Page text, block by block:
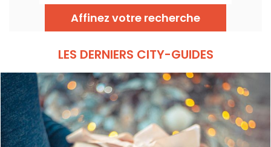
Affinez votre recherche
LES DERNIERS CITY-GUIDES